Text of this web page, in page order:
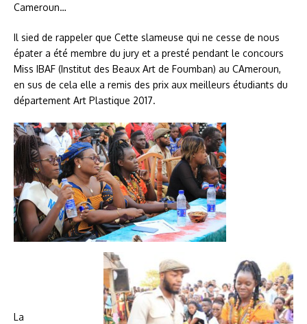
Cameroun…
Il sied de rappeler que Cette slameuse qui ne cesse de nous
épater a été membre du jury et a presté pendant le concours
Miss IBAF (Institut des Beaux Art de Foumban) au CAmeroun,
en sus de cela elle a remis des prix aux meilleurs étudiants du
département Art Plastique 2017.
La